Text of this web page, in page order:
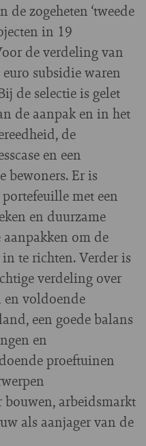
zogeheten ‘tweede
in 19
de verdeling van
subsidie waren
de selectie is gelet
de aanpak en in het
de
en een
bewoners. Er is
met een
en duurzame
om de
te richten. Verder is
verdeling over
en voldoende
een goede balans
en
proeftuinen
arbeidsmarkt
als aanjager van de